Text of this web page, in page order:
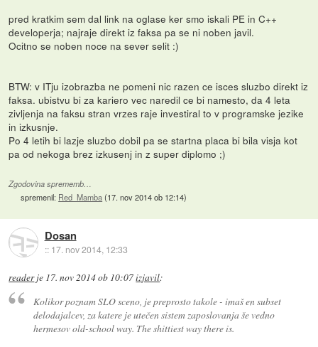
pred kratkim sem dal link na oglase ker smo iskali PE in C++
developerja; najraje direkt iz faksa pa se ni noben javil.
Ocitno se noben noce na sever selit :)
BTW: v ITju izobrazba ne pomeni nic razen ce isces sluzbo direkt iz
faksa. ubistvu bi za kariero vec naredil ce bi namesto, da 4 leta
zivljenja na faksu stran vrzes raje investiral to v programske jezike
in izkusnje.
Po 4 letih bi lazje sluzbo dobil pa se startna placa bi bila visja kot
pa od nekoga brez izkusenj in z super diplomo ;)
Zgodovina sprememb…
spremenil: Red_Mamba(17. nov 2014 ob 12:14)
Dosan
:: 17. nov 2014, 12:33
readerje 17. nov 2014 ob 10:07izjavil:
Kolikor poznam SLO sceno, je preprosto takole - imaš en subset
delodajalcev, za katere je utečen sistem zaposlovanja še vedno
hermesov old-school way. The shittiest way there is.